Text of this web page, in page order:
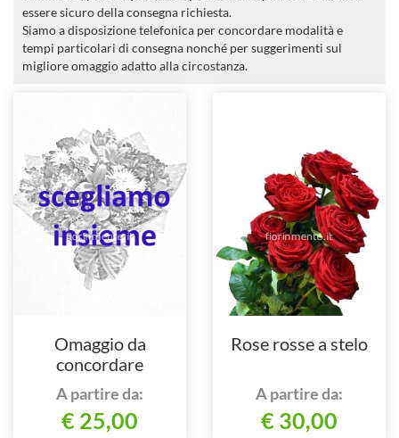
essere sicuro della consegna richiesta.
Siamo a disposizione telefonica per concordare modalità e
tempi particolari di consegna nonché per suggerimenti sul
migliore omaggio adatto alla circostanza.
Omaggio da
concordare
telefonicamente in
base al tuo gusto e
stile.
A partire da:
€ 25,00
Rose rosse a stelo
A partire da:
€ 30,00